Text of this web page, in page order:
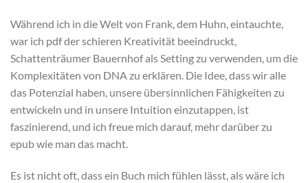
Während ich in die Welt von Frank, dem Huhn, eintauchte,
war ich pdf der schieren Kreativität beeindruckt,
Schattenträumer Bauernhof als Setting zu verwenden, um die
Komplexitäten von DNA zu erklären. Die Idee, dass wir alle
das Potenzial haben, unsere übersinnlichen Fähigkeiten zu
entwickeln und in unsere Intuition einzutappen, ist
faszinierend, und ich freue mich darauf, mehr darüber zu
epub wie man das macht.
Es ist nicht oft, dass ein Buch mich fühlen lässt, als wäre ich